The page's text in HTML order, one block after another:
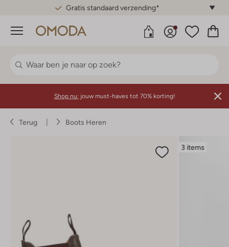
Gratis standaard verzending*
Menu
Shop nu: jouw must-haves tot 70% korting!
Terug Boots Heren
3 items